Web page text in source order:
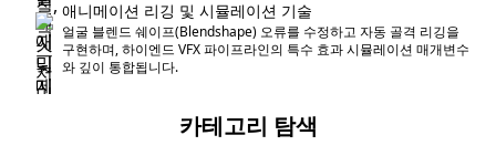
애니메이션 리깅 및 시뮬레이션 기술
얼굴 블렌드 쉐이프(Blendshape) 오류를 수정하고 자동 골격 리깅을
구현하며, 하이엔드 VFX 파이프라인의 특수 효과 시뮬레이션 매개변수
와 깊이 통합됩니다.
카테고리 탐색